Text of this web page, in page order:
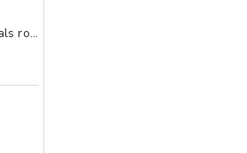
GARNIER Skin naturals rose micelarna voda sa ružinom vodom 700 ml